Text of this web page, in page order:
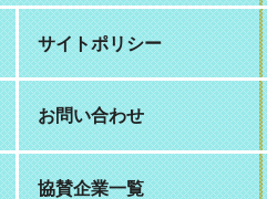
サイトポリシー
お問い合わせ
協賛企業一覧